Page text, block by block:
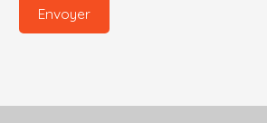
Envoyer